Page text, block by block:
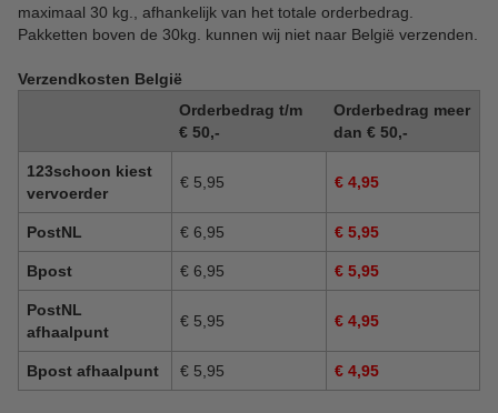
maximaal 30 kg., afhankelijk van het totale orderbedrag.
Pakketten boven de 30kg. kunnen wij niet naar België verzenden.
Verzendkosten België
Orderbedrag t/m
€ 50,-
Orderbedrag meer
dan € 50,-
123schoon kiest
vervoerder
€ 5,95 € 4,95
PostNL € 6,95 € 5,95
Bpost € 6,95 € 5,95
PostNL
afhaalpunt
€ 5,95 € 4,95
Bpost afhaalpunt € 5,95 € 4,95